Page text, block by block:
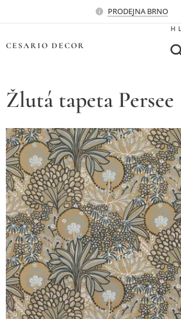
PRODEJNA BRNO
CESARIO DECOR
Žlutá tapeta Persee